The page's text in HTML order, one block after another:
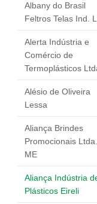
Albany do Brasil
Feltros Telas Ind.
Alerta Indústria e
Comércio de
Termoplásticos
Alésio de Oliveira
Lessa
Aliança Brindes
Promocionais
ME
Aliança Indústria
Plásticos Eireli